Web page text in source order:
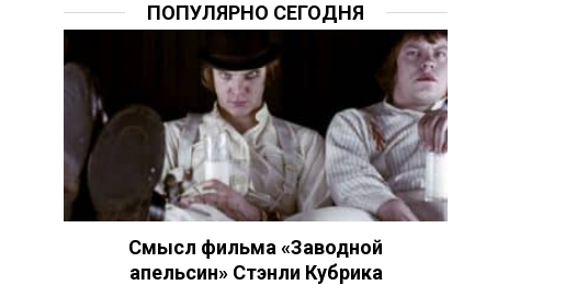
ПОПУЛЯРНО СЕГОДНЯ
Смысл фильма «Заводной
апельсин» Стэнли Кубрика